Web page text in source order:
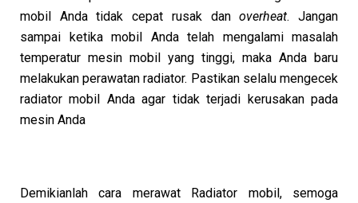
mobil Anda tidak cepat rusak danoverheat. Jangan
sampai ketika mobil Anda telah mengalami masalah
temperatur mesin mobil yang tinggi, maka Anda baru
melakukan perawatan radiator. Pastikan selalu mengecek
radiator mobil Anda agar tidak terjadi kerusakan pada
mesin Anda
Demikianlah cara merawat Radiator mobil, semoga